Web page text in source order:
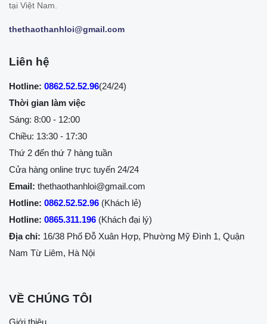
tại Việt Nam.
thethaothanhloi@gmail.com
Liên hệ
Hotline: 0862.52.52.96(24/24)
Thời gian làm việc
Sáng: 8:00 - 12:00
Chiều: 13:30 - 17:30
Thứ 2 đến thứ 7 hàng tuần
Cửa hàng online trực tuyến 24/24
Email: thethaothanhloi@gmail.com
Hotline: 0862.52.52.96 (Khách lẻ)
Hotline: 0865.311.196 (Khách đại lý)
Địa chỉ: 16/38 Phố Đỗ Xuân Hợp, Phường Mỹ Đình 1, Quận
Nam Từ Liêm, Hà Nội
VỀ CHÚNG TÔI